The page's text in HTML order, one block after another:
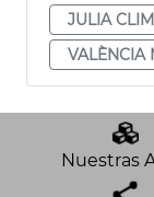
JULIA
VALÈNCIA
Nuestras